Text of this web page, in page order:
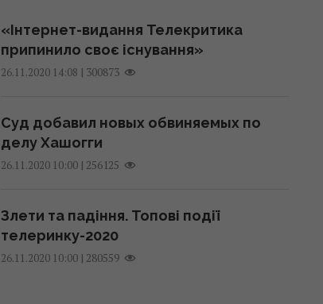
«Інтернет-видання Телекритика
припинило своє існування»
26.11.2020 14:08 | 300873
Суд добавил новых обвиняемых по
делу Хашогги
26.11.2020 10:00| 256125
Злети та падіння. Топові події
телеринку-2020
26.11.2020 10:00| 280559